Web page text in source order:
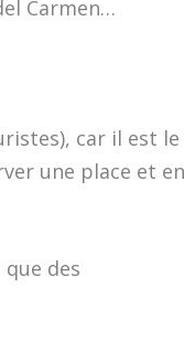
Carmen…
car il est le
une place et
des